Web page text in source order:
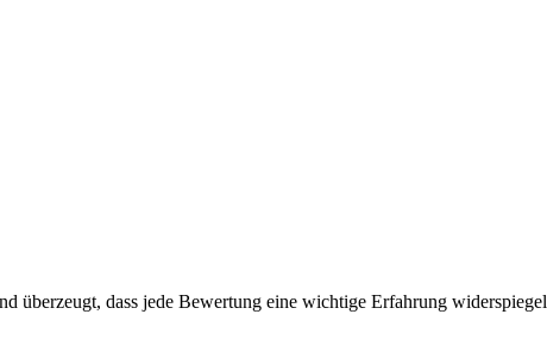
überzeugt, dass jede Bewertung eine wichtige Erfahrung